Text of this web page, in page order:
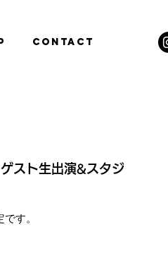
CONTACT
スト生出演&スタジ
です。